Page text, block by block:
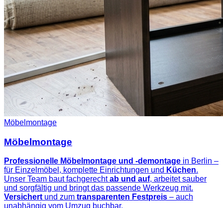
Möbelmontage
Möbelmontage
Professionelle Möbelmontage und -demontage in Berlin –
für Einzelmöbel, komplette Einrichtungen und Küchen.
Unser Team baut fachgerechtab und auf, arbeitet sauber
und sorgfältig und bringt das passende Werkzeug mit.
Versichert und zum transparenten Festpreis – auch
unabhängig vom Umzug buchbar.